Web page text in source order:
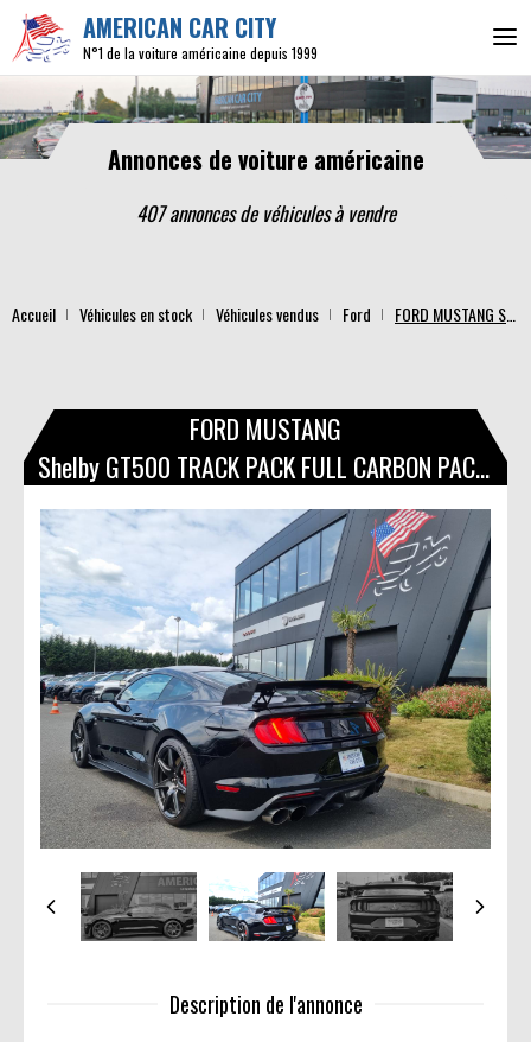
AMERICAN CAR CITY
N°1 de la voiture américaine depuis 1999
Annonces de voiture américaine
407 annonces de véhiculesà vendre
Accueil Véhicules en stock Véhicules vendus Ford
FORD MUSTANG
Shelby GT500 TRACK PACK FULL CARBON PACKAGE
Description de l'annonce